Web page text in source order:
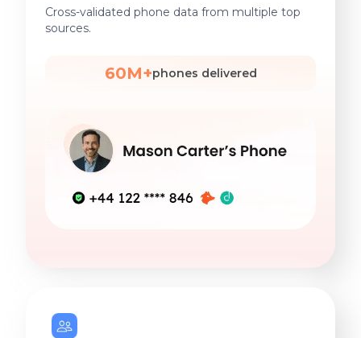
Cross-validated phone data from multiple top
sources.
60M+phones delivered